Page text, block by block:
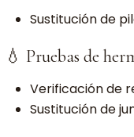
Sustitución de
💧 Pruebas de
Verificación de
Sustitución de